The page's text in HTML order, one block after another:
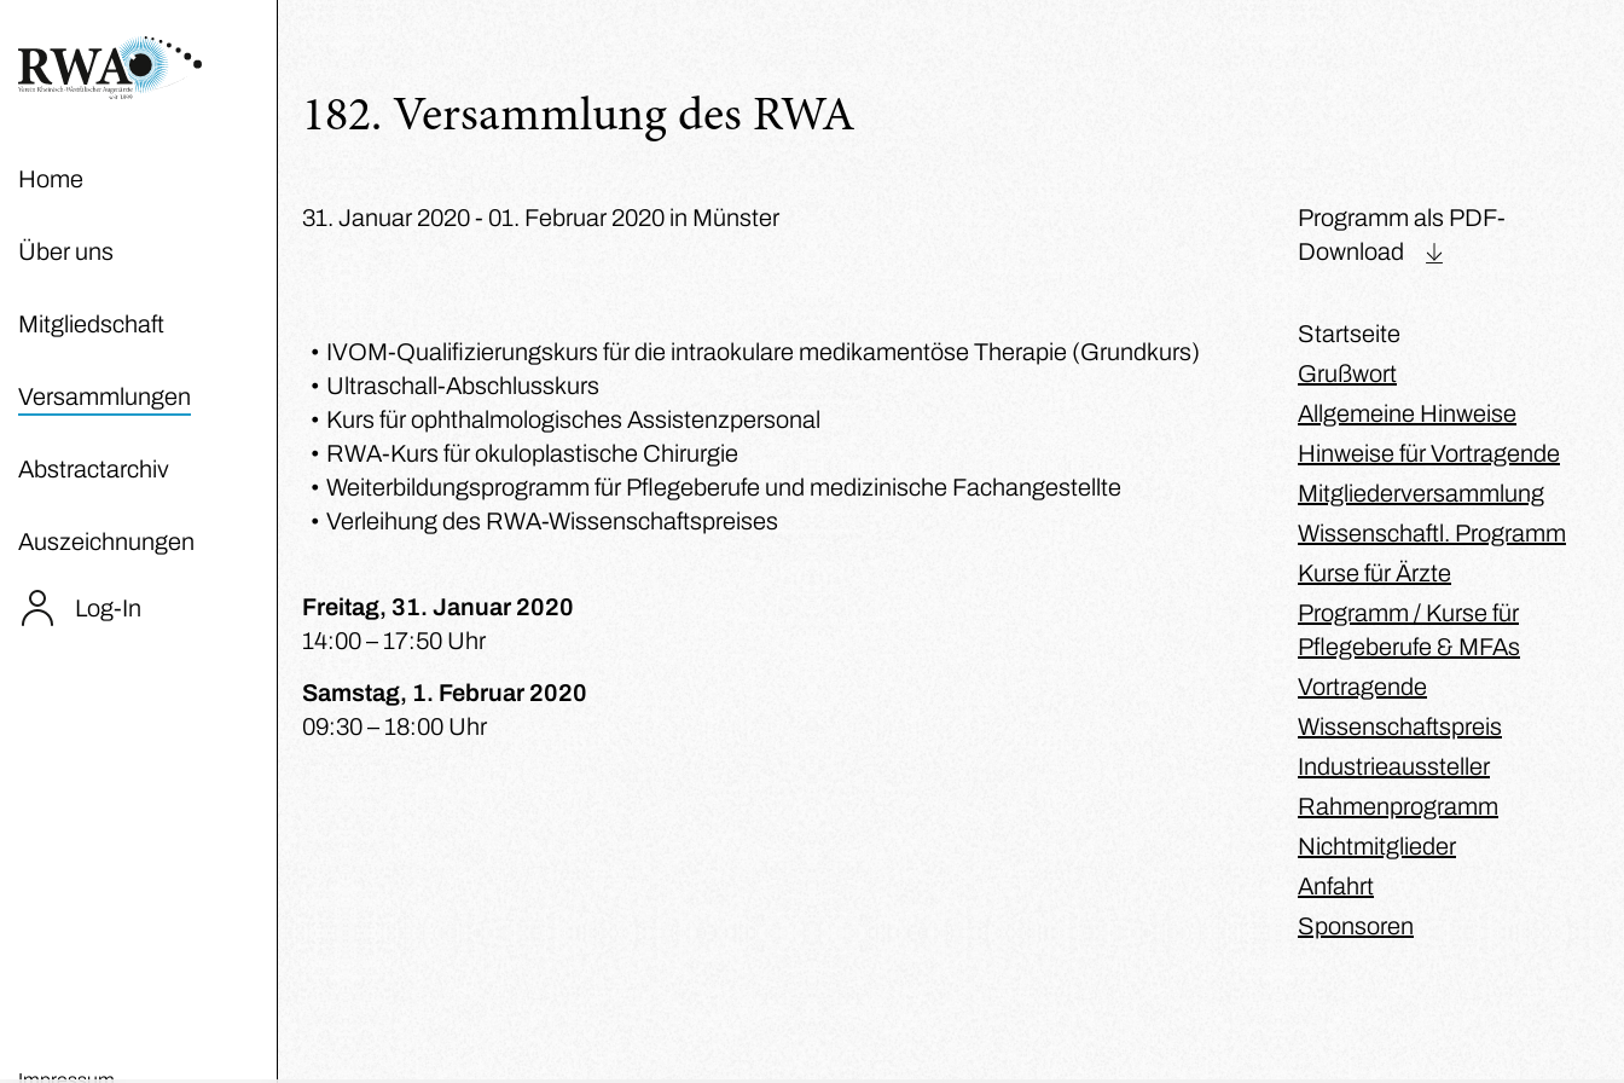
Home
Über uns
Mitgliedschaft
Versammlungen
Abstractarchiv
Auszeichnungen
Log-In
182. Versammlung des RWA
31. Januar 2020 - 01. Februar 2020 in Münster
IVOM-Qualifizierungskurs für die intraokulare medikamentöse Therapie (Grundkurs)
Ultraschall-Abschlusskurs
Kurs für ophthalmologisches Assistenzpersonal
RWA-Kurs für okuloplastische Chirurgie
Weiterbildungsprogramm für Pflegeberufe und medizinische Fachangestellte
Verleihung des RWA-Wissenschaftspreises
Freitag, 31. Januar 2020
14:00 – 17:50 Uhr
Samstag, 1. Februar 2020
09:30 – 18:00 Uhr
Programm als PDF-
Download
Startseite
Grußwort
Allgemeine Hinweise
Hinweise für Vortragende
Mitgliederversammlung
Wissenschaftl. Programm
Kurse für Ärzte
Programm / Kurse für
Pflegeberufe & MFAs
Vortragende
Wissenschaftspreis
Industrieaussteller
Rahmenprogramm
Nichtmitglieder
Anfahrt
Sponsoren